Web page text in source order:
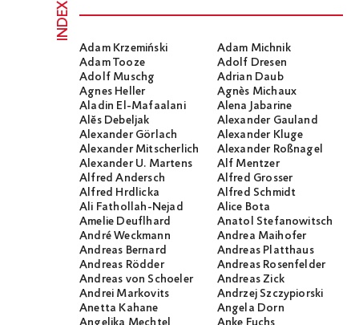
INDEX
Adam Krzemiński
Adam Michnik
Adam Tooze
Adolf Dresen
Adolf Muschg
Adrian Daub
Agnes Heller
Agnès Michaux
Aladin El-Mafaalani
Alena Jabarine
Alĕs Debeljak
Alexander Gauland
Alexander Görlach
Alexander Kluge
Alexander Mitscherlich
Alexander Roßnagel
Alexander U. Martens
Alf Mentzer
Alfred Andersch
Alfred Grosser
Alfred Hrdlicka
Alfred Schmidt
Ali Fathollah-Nejad
Alice Bota
Amelie Deuflhard
Anatol Stefanowitsch
André Weckmann
Andrea Maihofer
Andreas Bernard
Andreas Platthaus
Andreas Rödder
Andreas Rosenfelder
Andreas von Schoeler
Andreas Zick
Andrei Markovits
Andrzej Szczypiorski
Anetta Kahane
Angela Dorn